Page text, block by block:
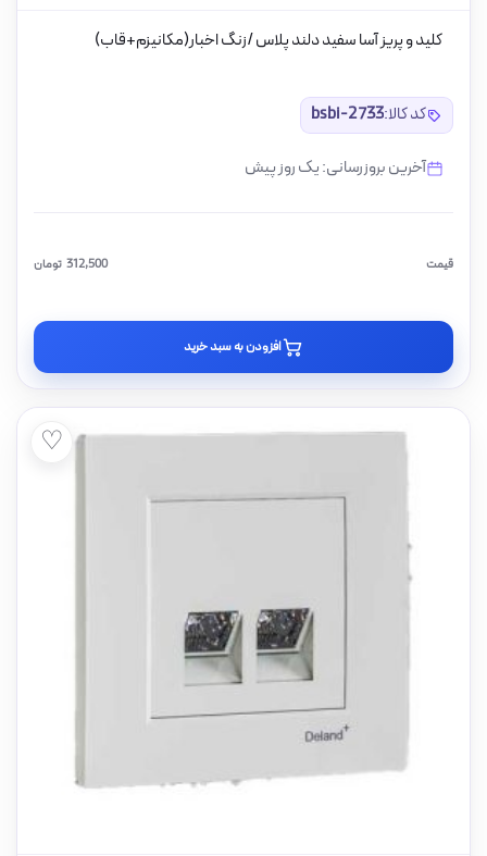
کلید و پریز آسا سفید دلند پلاس /زنگ اخبار(مکانیزم+قاب)
کد کالا:bsbi-2733
آخرین بروزرسانی: یک روز پیش
قیمت تومان 312,500
افزودن به سبد خرید
♡